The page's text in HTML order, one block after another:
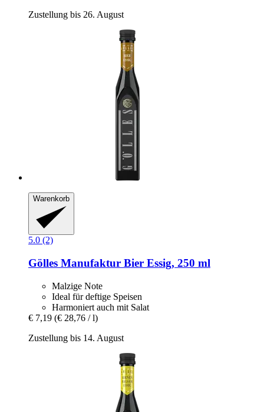
Zustellung bis 26. August
Warenkorb
5.0 (2)
Gölles Manufaktur Bier Essig, 250 ml
Malzige Note
Ideal für deftige Speisen
Harmoniert auch mit Salat
€ 7,19 (€ 28,76 / l)
Zustellung bis 14. August